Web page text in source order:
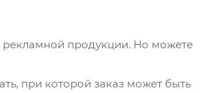
рекламной продукции. Но можете
при которой заказ может быть